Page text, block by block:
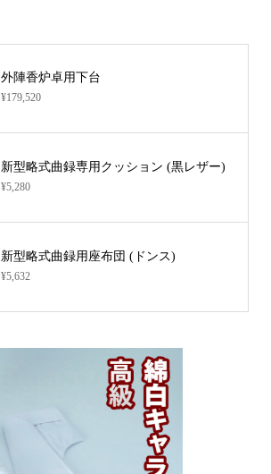
外陣香炉卓用下台
¥179,520
新型略式曲録専用クッション (黒レザー)
¥5,280
新型略式曲録用座布団 (ドンス)
¥5,632